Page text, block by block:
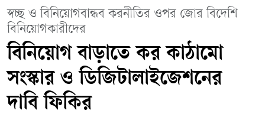
স্বচ্ছ ও বিনিয়োগবান্ধব করনীতির ওপর জোর বিদেশি
বিনিয়োগকারীদের
বিনিয়োগ বাড়াতে কর কাঠামো
সংস্কার ও ডিজিটালাইজেশনের
দাবি ফিকির